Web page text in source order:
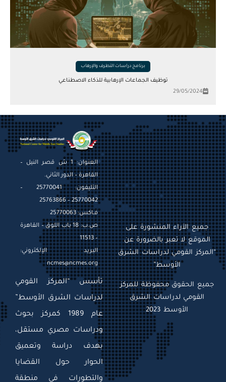
برنامج دراسات التطرف والإرهاب
توظيف الجماعات الإرهابية للذكاء الاصطناعي
29/05/2024
العنوان: 1 ش قصر النيل –
القاهرة – الدور الثاني.
التليفون: 25770041 –
25770042 – 25763866
فـاكس: 25770063
ص.ب: 18 باب اللوق – القاهرة
– 11513
البريد الإلكتروني:
ncmes@ncmes.org
تأسس “المركز القومي
لدراسات الشرق الأوسط”
عام 1989 كمركز بحوث
ودراسات مصري مستقل،
بهدف دراسة وتعميق
الحوار حول القضايا
والتطورات في منطقة
جميع الآراء المنشورة على
الموقع لا تعبر بالضرورة عن
“المركز القومي لدراسات الشرق
الأوسط”
جميع الحقوق محفوظة للمركز
القومي لدراسات الشرق
الأوسط 2023